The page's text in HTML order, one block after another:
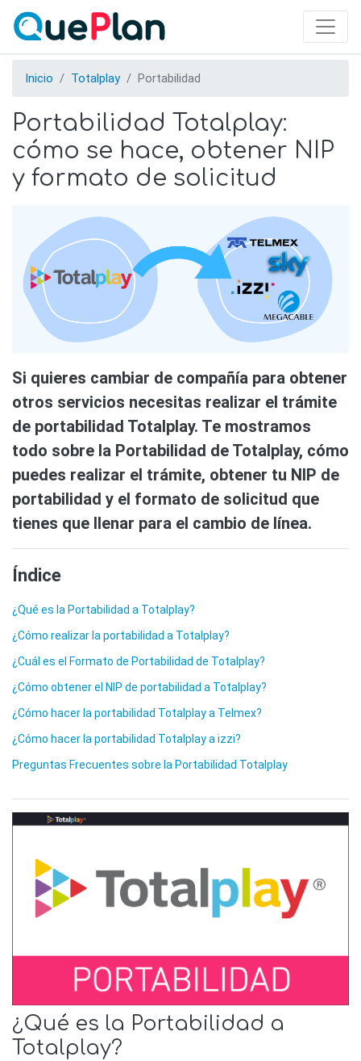
Inicio Totalplay Portabilidad
Portabilidad Totalplay:
cómo se hace, obtener NIP
y formato de solicitud
Si quieres cambiar de compañía para obtener
otros servicios necesitas realizar el trámite
de portabilidad Totalplay. Te mostramos
todo sobre la Portabilidad de Totalplay, cómo
puedes realizar el trámite, obtener tu NIP de
portabilidad y el formato de solicitud que
tienes que llenar para el cambio de línea.
Índice
¿Qué es la Portabilidad a Totalplay?
¿Cómo realizar la portabilidad a Totalplay?
¿Cuál es el Formato de Portabilidad de Totalplay?
¿Cómo obtener el NIP de portabilidad a Totalplay?
¿Cómo hacer la portabilidad Totalplay a Telmex?
¿Cómo hacer la portabilidad Totalplay a izzi?
Preguntas Frecuentes sobre la Portabilidad Totalplay
¿Qué es la Portabilidad a
Totalplay?